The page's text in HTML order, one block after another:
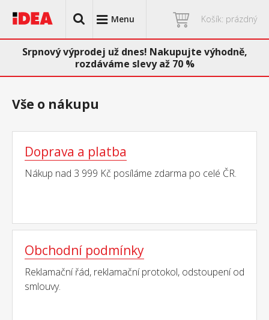
Menu Košík: prázdný
Srpnový výprodej už dnes! Nakupujte výhodně,
rozdáváme slevy až 70 %
Vše o nákupu
Doprava a platba
Nákup nad 3 999 Kč posíláme zdarma po celé ČR.
Obchodní podmínky
Reklamační řád, reklamační protokol, odstoupení od
smlouvy.